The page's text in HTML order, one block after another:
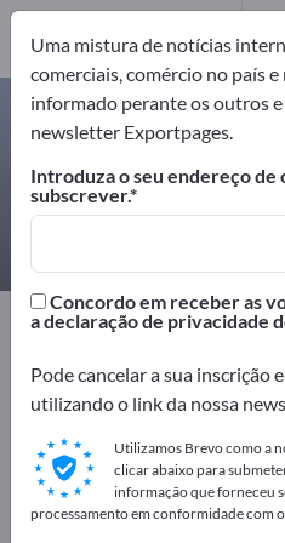
Sensores de
fabricantes e
Exportadores
Exportpages
Tecnologia de
Anuncie
Exportpages!
Necessidades – Ofertas –
comerciais >> comece aqui
Uma mistura de notícias
comerciais, comércio no país
informado perante os outros e
newsletter Exportpages.
Introduza o seu endereço
subscrever.
Concordo em receber as
a declaração de privacidade
Pode cancelar a sua inscrição
utilizando o link da nossa
Utilizamos Brevo como a
clicar abaixo para
informação que forneceu
processamento em conformidade com o